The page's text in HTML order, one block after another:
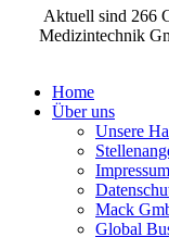
Aktuell sind 266
Medizintechnik
Home
Über uns
Unsere
Impressum
Mack
Global